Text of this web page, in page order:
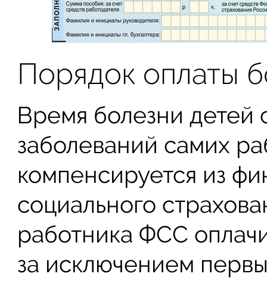
Порядок оплаты
Время болезни детей
заболеваний самих
компенсируется из
социального
работника ФСС
за исключением